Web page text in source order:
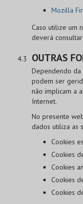
Mozilla
Caso utilize um
deverá
OUTRAS
Dependendo da
podem ser
não implicam a
Internet.
No presente
dados utiliza as
Cookies
Cookies
Cookies
Cookies
Cookies